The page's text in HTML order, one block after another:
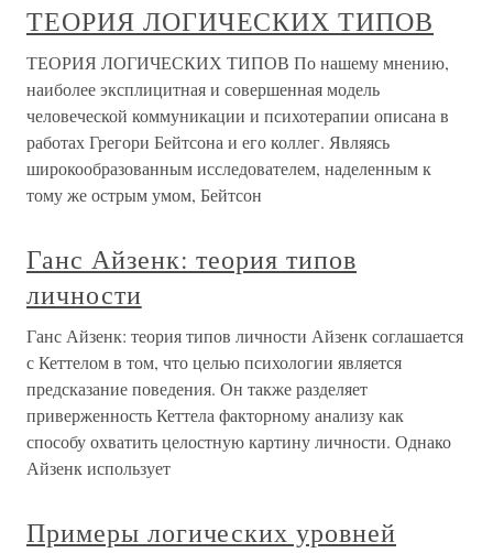
ТЕОРИЯ ЛОГИЧЕСКИХ ТИПОВ
ТЕОРИЯ ЛОГИЧЕСКИХ ТИПОВ По нашему мнению,
наиболее эксплицитная и совершенная модель
человеческой коммуникации и психотерапии описана в
работах Грегори Бейтсона и его коллег. Являясь
широкообразованным исследователем, наделенным к
тому же острым умом, Бейтсон
Ганс Айзенк: теория типов
личности
Ганс Айзенк: теория типов личности Айзенк соглашается
с Кеттелом в том, что целью психологии является
предсказание поведения. Он также разделяет
приверженность Кеттела факторному анализу как
способу охватить целостную картину личности. Однако
Айзенк использует
Примеры логических уровней